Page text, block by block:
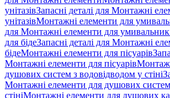
унітазівЗапасні деталі для Монтажні
унітазівМонтажні елементи для
для Монтажні елементи для
для бідеЗапасні деталі для Монтажні
бідеМонтажні елементи для пісуарів
Монтажні елементи для пісуарів
душових систем з водовідводом у стіні
Монтажні елементи для душових
стініМонтажні елементи для душових